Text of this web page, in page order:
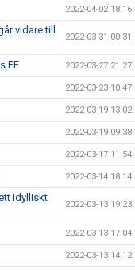
2022-04-02 18:16
vidare till
2022-03-31 00:31
FF 2022-03-27 21:27
2022-03-23 10:47
2022-03-19 13:02
2022-03-19 09:38
2022-03-17 11:54
2022-03-14 18:14
idylliskt
2022-03-13 19:23
2022-03-13 17:04
2022-03-13 14:12